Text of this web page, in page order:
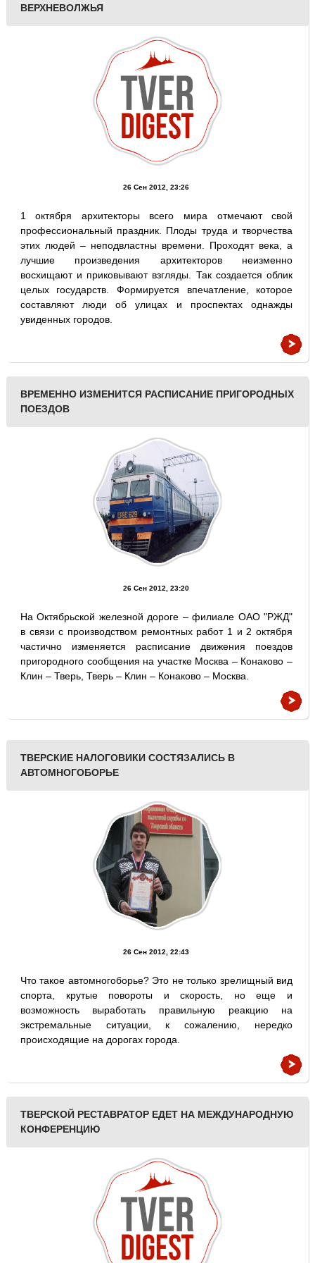
ВЕРХНЕВОЛЖЬЯ
26 Сен 2012, 23:26
1 октября архитекторы всего мира отмечают свой
профессиональный праздник. Плоды труда и творчества
этих людей – неподвластны времени. Проходят века, а
лучшие произведения архитекторов неизменно
восхищают и приковывают взгляды. Так создается облик
целых государств. Формируется впечатление, которое
составляют люди об улицах и проспектах однажды
увиденных городов.
ВРЕМЕННО ИЗМЕНИТСЯ РАСПИСАНИЕ ПРИГОРОДНЫХ
ПОЕЗДОВ
26 Сен 2012, 23:20
На Октябрьской железной дороге – филиале ОАО "РЖД"
в связи с производством ремонтных работ 1 и 2 октября
частично изменяется расписание движения поездов
пригородного сообщения на участке Москва – Конаково –
Клин – Тверь, Тверь – Клин – Конаково – Москва.
ТВЕРСКИЕ НАЛОГОВИКИ СОСТЯЗАЛИСЬ В
АВТОМНОГОБОРЬЕ
26 Сен 2012, 22:43
Что такое автомногоборье? Это не только зрелищный вид
спорта, крутые повороты и скорость, но еще и
возможность выработать правильную реакцию на
экстремальные ситуации, к сожалению, нередко
происходящие на дорогах города.
ТВЕРСКОЙ РЕСТАВРАТОР ЕДЕТ НА МЕЖДУНАРОДНУЮ
КОНФЕРЕНЦИЮ